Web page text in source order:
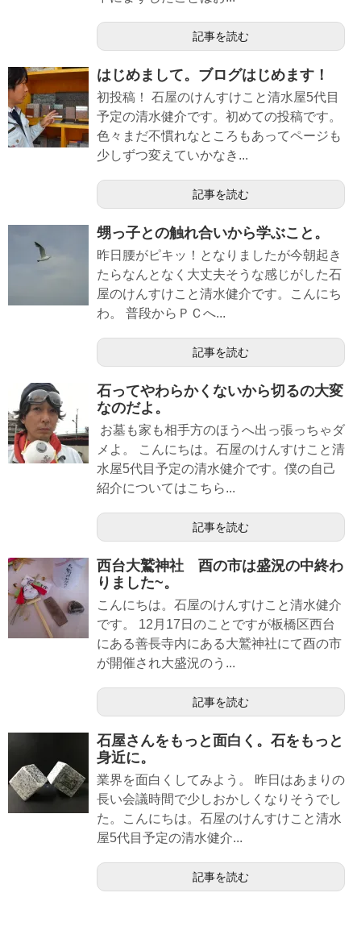
記事を読む
はじめまして。ブログはじめます！
初投稿！ 石屋のけんすけこと清水屋5代目
予定の清水健介です。初めての投稿です。
色々まだ不慣れなところもあってページも
少しずつ変えていかなき...
記事を読む
甥っ子との触れ合いから学ぶこと。
昨日腰がピキッ！となりましたが今朝起き
たらなんとなく大丈夫そうな感じがした石
屋のけんすけこと清水健介です。こんにち
わ。 普段からＰＣへ...
記事を読む
石ってやわらかくないから切るの大変
なのだよ。
お墓も家も相手方のほうへ出っ張っちゃダ
メよ。 こんにちは。石屋のけんすけこと清
水屋5代目予定の清水健介です。僕の自己
紹介についてはこちら...
記事を読む
西台大鷲神社 酉の市は盛況の中終わ
りました~。
こんにちは。石屋のけんすけこと清水健介
です。 12月17日のことですが板橋区西台
にある善長寺内にある大鷲神社にて酉の市
が開催され大盛況のう...
記事を読む
石屋さんをもっと面白く。石をもっと
身近に。
業界を面白くしてみよう。 昨日はあまりの
長い会議時間で少しおかしくなりそうでし
た。こんにちは。石屋のけんすけこと清水
屋5代目予定の清水健介...
記事を読む